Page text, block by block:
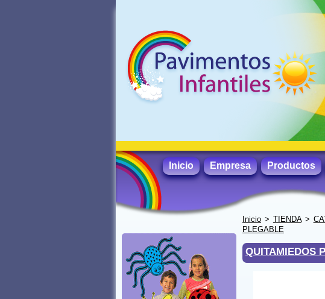
Inicio Empresa Productos
Inicio > TIENDA>
PLEGABLE
QUITAMIEDOS